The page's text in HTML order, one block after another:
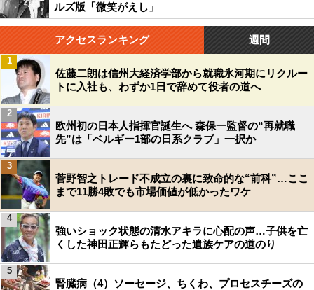
ルズ版「微笑がえし」
アクセスランキング 週間
佐藤二朗は信州大経済学部から就職氷河期にリクルー
トに入社も、わずか1日で辞めて役者の道へ
1
欧州初の日本人指揮官誕生へ 森保一監督の“再就職
先”は「ベルギー1部の日系クラブ」一択か
2
菅野智之トレード不成立の裏に致命的な“前科”…ここ
まで11勝4敗でも市場価値が低かったワケ
3
強いショック状態の清水アキラに心配の声…子供を亡
くした神田正輝らもたどった遺族ケアの道のり
4
腎臓病（4）ソーセージ、ちくわ、プロセスチーズの
5